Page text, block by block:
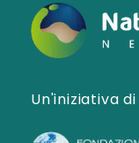
Un'iniziativa di